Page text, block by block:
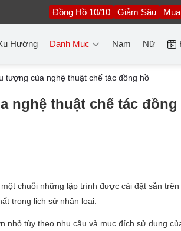
Đồng Hồ 10/10 Giảm Sâu
Hướng Danh Mục Nam Nữ
tượng của nghệ thuật chế tác đồng hồ
nghệ thuật chế tác đồng
chuỗi những lập trình được cài đặt sẵn
trong lịch sử nhân loại.
nhỏ tùy theo nhu cầu và mục đích sử dụng